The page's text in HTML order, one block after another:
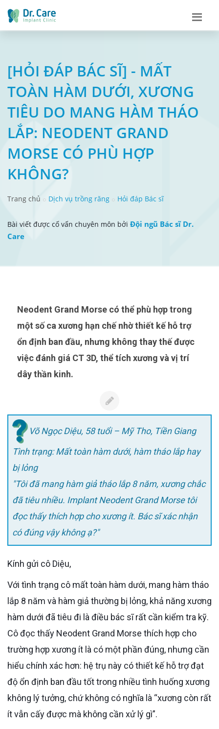
[HỎI ĐÁP BÁC SĨ] - MẤT
TOÀN HÀM DƯỚI, XƯƠNG
TIÊU DO MANG HÀM THÁO
LẮP: NEODENT GRAND
MORSE CÓ PHÙ HỢP
KHÔNG?
Trang chủ Dịch vụ trồng răng Hỏi đáp Bác sĩ
Bài viết được cố vấn chuyên môn bởi Đội ngũ Bác sĩ Dr.
Care
Neodent Grand Morse có thể phù hợp trong
một số ca xương hạn chế nhờ thiết kế hỗ trợ
ổn định ban đầu, nhưng không thay thế được
việc đánh giá CT 3D, thể tích xương và vị trí
dây thần kinh.
Võ Ngọc Diệu, 58 tuổi – Mỹ Tho, Tiền Giang
Tình trạng: Mất toàn hàm dưới, hàm tháo lắp hay
bị lỏng
"Tôi đã mang hàm giả tháo lắp 8 năm, xương chắc
đã tiêu nhiều. Implant Neodent Grand Morse tôi
đọc thấy thích hợp cho xương ít. Bác sĩ xác nhận
có đúng vậy không ạ?"
Kính gửi cô Diệu,
Với tình trạng cô mất toàn hàm dưới, mang hàm tháo
lắp 8 năm và hàm giả thường bị lỏng, khả năng xương
hàm dưới đã tiêu đi là điều bác sĩ rất cần kiểm tra kỹ.
Cô đọc thấy Neodent Grand Morse thích hợp cho
trường hợp xương ít là có một phần đúng, nhưng cần
hiểu chính xác hơn: hệ trụ này có thiết kế hỗ trợ đạt
độ ổn định ban đầu tốt trong nhiều tình huống xương
không lý tưởng, chứ không có nghĩa là “xương còn rất
ít vẫn cấy được mà không cần xử lý gì”.